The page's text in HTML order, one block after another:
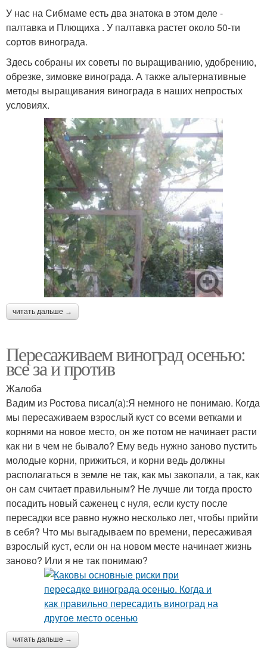
У нас на Сибмаме есть два знатока в этом деле -
палтавка и Плющиха . У палтавка растет около 50-ти
сортов винограда.
Здесь собраны их советы по выращиванию, удобрению,
обрезке, зимовке винограда. А также альтернативные
методы выращивания винограда в наших непростых
условиях.
читать дальше →
Пересаживаем виноград осенью:
все за и против
Жалоба
Вадим из Ростова писал(а):Я немного не понимаю. Когда
мы пересаживаем взрослый куст со всеми ветками и
корнями на новое место, он же потом не начинает расти
как ни в чем не бывало? Ему ведь нужно заново пустить
молодые корни, прижиться, и корни ведь должны
располагаться в земле не так, как мы закопали, а так, как
он сам считает правильным? Не лучше ли тогда просто
посадить новый саженец с нуля, если кусту после
пересадки все равно нужно несколько лет, чтобы прийти
в себя? Что мы выгадываем по времени, пересаживая
взрослый куст, если он на новом месте начинает жизнь
заново? Или я не так понимаю?
читать дальше →